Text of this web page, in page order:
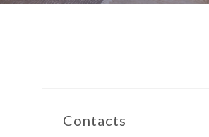
Contacts